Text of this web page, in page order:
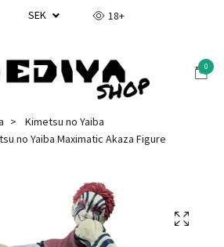
SEK 18+
0
Kimetsu no Yaiba
no Yaiba Maximatic Akaza Figure